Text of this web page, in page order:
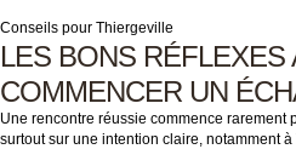
Conseils pour Thiergeville
LES BONS RÉFLEXES
COMMENCER UN
Une rencontre réussie commence rarement
surtout sur une intention claire, notamment